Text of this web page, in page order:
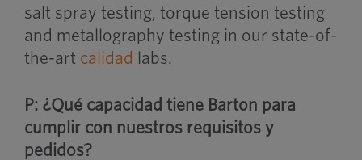
salt spray testing, torque tension testing
and metallography testing in our state-of-
the-art calidad labs.
P: ¿Qué capacidad tiene Barton para
cumplir con nuestros requisitos y
pedidos?